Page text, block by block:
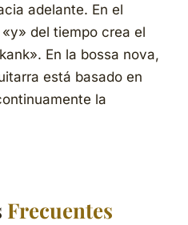
adelante. En el
del tiempo crea el
En la bossa nova,
está basado en
la
Frecuentes